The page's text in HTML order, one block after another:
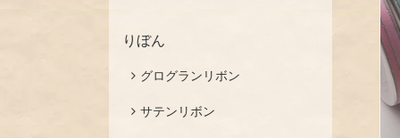
りぼん
グログランリボン
サテンリボン